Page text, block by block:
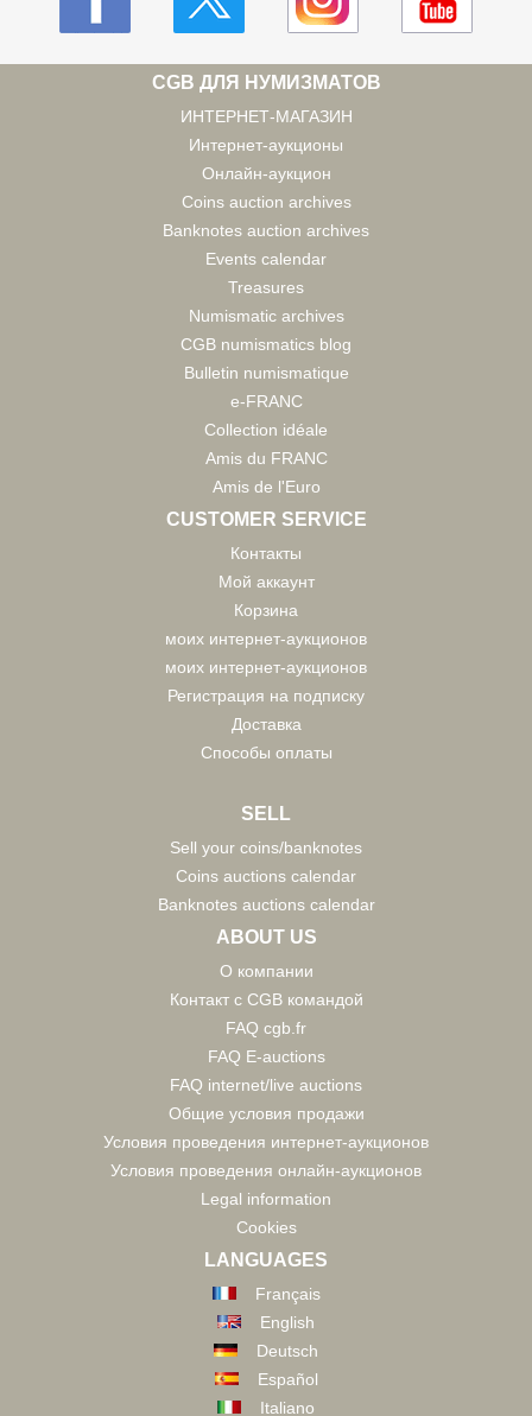
CGB ДЛЯ НУМИЗМАТОВ
ИНТЕРНЕТ-МАГАЗИН
Интернет-аукционы
Онлайн-аукцион
Coins auction archives
Banknotes auction archives
Events calendar
Treasures
Numismatic archives
CGB numismatics blog
Bulletin numismatique
e-FRANC
Collection idéale
Amis du FRANC
Amis de l'Euro
CUSTOMER SERVICE
Контакты
Мой аккаунт
Корзина
моих интернет-аукционов
моих интернет-аукционов
Регистрация на подписку
Доставка
Способы оплаты
SELL
Sell your coins/banknotes
Coins auctions calendar
Banknotes auctions calendar
ABOUT US
О компании
Контакт с CGB командой
FAQ cgb.fr
FAQ E-auctions
FAQ internet/live auctions
Общие условия продажи
Условия проведения интернет-аукционов
Условия проведения онлайн-аукционов
Legal information
Cookies
LANGUAGES
Français
English
Deutsch
Español
Italiano